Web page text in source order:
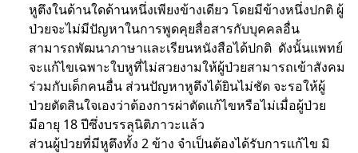
หูตึงในด้านใดด้านหนึ่งเพียงข้างเดียว โดยมีข้างหนึ่งปกติ ผู้
ป่วยจะไม่มีปัญหาในการพูดคุยสื่อสารกับบุคคลอื่น
สามารถพัฒนาภาษาและเรียนหนังสือได้ปกติ ดังนั้นแพทย์
จะแก้ไขเฉพาะใบหูที่ไม่สวยงามให้ผู้ป่วยสามารถเข้าสังคม
ร่วมกับเด็กคนอื่น ส่วนปัญหาหูตึงได้ยินไม่ชัด จะรอให้ผู้
ป่วยตัดสินใจเองว่าต้องการผ่าตัดแก้ไขหรือไม่เมื่อผู้ป่วย
มีอายุ 18 ปีซึ่งบรรลุนิติภาวะแล้ว
ส่วนผู้ป่วยที่มีหูตึงทั้ง 2 ข้าง จำเป็นต้องได้รับการแก้ไข มิ